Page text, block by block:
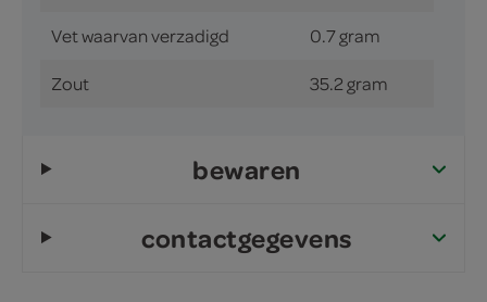
Vet waarvan verzadigd 0.7 gram
Zout 35.2 gram
bewaren
contactgegevens